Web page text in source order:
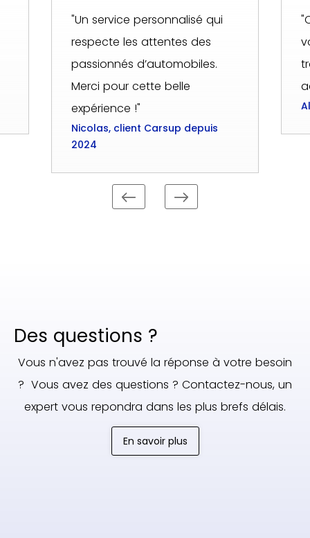
"Un service personnalisé qui
respecte les attentes des
passionnés d’automobiles.
Merci pour cette belle
expérience !"
Nicolas, client Carsup depuis
2024
Des questions ?
Vous n'avez pas trouvé la réponse à votre besoin
? Vous avez des questions ? Contactez-nous, un
expert vous repondra dans les plus brefs délais.
En savoir plus